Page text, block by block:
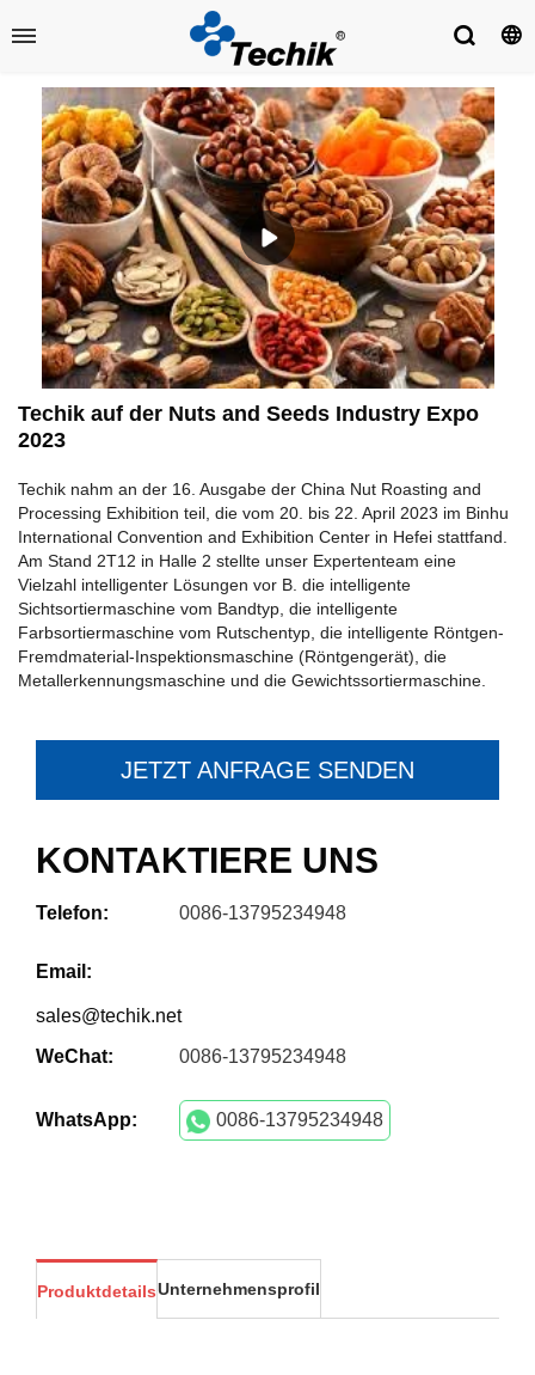
Techik auf der Nuts and Seeds Industry Expo
2023
Techik nahm an der 16. Ausgabe der China Nut Roasting and
Processing Exhibition teil, die vom 20. bis 22. April 2023 im Binhu
International Convention and Exhibition Center in Hefei stattfand.
Am Stand 2T12 in Halle 2 stellte unser Expertenteam eine
Vielzahl intelligenter Lösungen vor B. die intelligente
Sichtsortiermaschine vom Bandtyp, die intelligente
Farbsortiermaschine vom Rutschentyp, die intelligente Röntgen-
Fremdmaterial-Inspektionsmaschine (Röntgengerät), die
Metallerkennungsmaschine und die Gewichtssortiermaschine.
JETZT ANFRAGE SENDEN
KONTAKTIERE UNS
Telefon: 0086-13795234948
Email:
sales@techik.net
WeChat:
0086-13795234948
WhatsApp: 0086-13795234948
ProduktdetailsUnternehmensprofil